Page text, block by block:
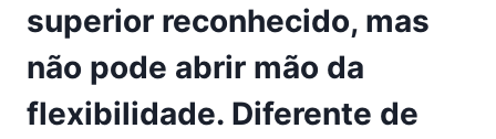
superior reconhecido, mas
não pode abrir mão da
flexibilidade. Diferente de